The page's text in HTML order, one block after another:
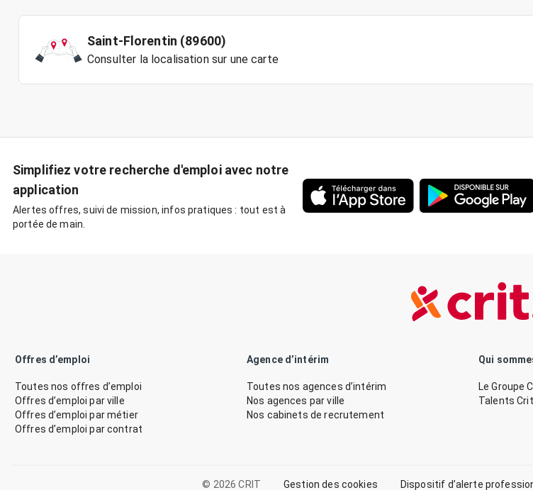
Saint-Florentin (89600)
Consulter la localisation sur une carte
Simplifiez votre recherche d'emploi avec notre
application
Alertes offres, suivi de mission, infos pratiques : tout est à
portée de main.
Offres d’emploi
Toutes nos offres d’emploi
Offres d’emploi par ville
Offres d’emploi par métier
Offres d’emploi par contrat
Agence d’intérim
Toutes nos agences d’intérim
Nos agences par ville
Nos cabinets de recrutement
Qui
Le Groupe
Talents Crit
© 2026 CRIT Gestion des cookies Dispositif d’alerte